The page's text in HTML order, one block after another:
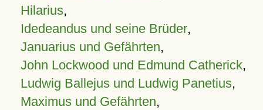
Hilarius,
Idedeandus und seine Brüder,
Januarius und Gefährten,
John Lockwood und Edmund Catherick,
Ludwig Ballejus und Ludwig Panetius,
Maximus und Gefährten,